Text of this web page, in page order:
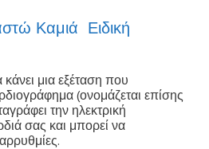
Καμιά Ειδική
κάνει μια εξέταση που
(ονομάζεται επίσης
την ηλεκτρική
σας και μπορεί να